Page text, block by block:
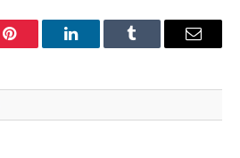
Pinterest LinkedInTumblr
E-